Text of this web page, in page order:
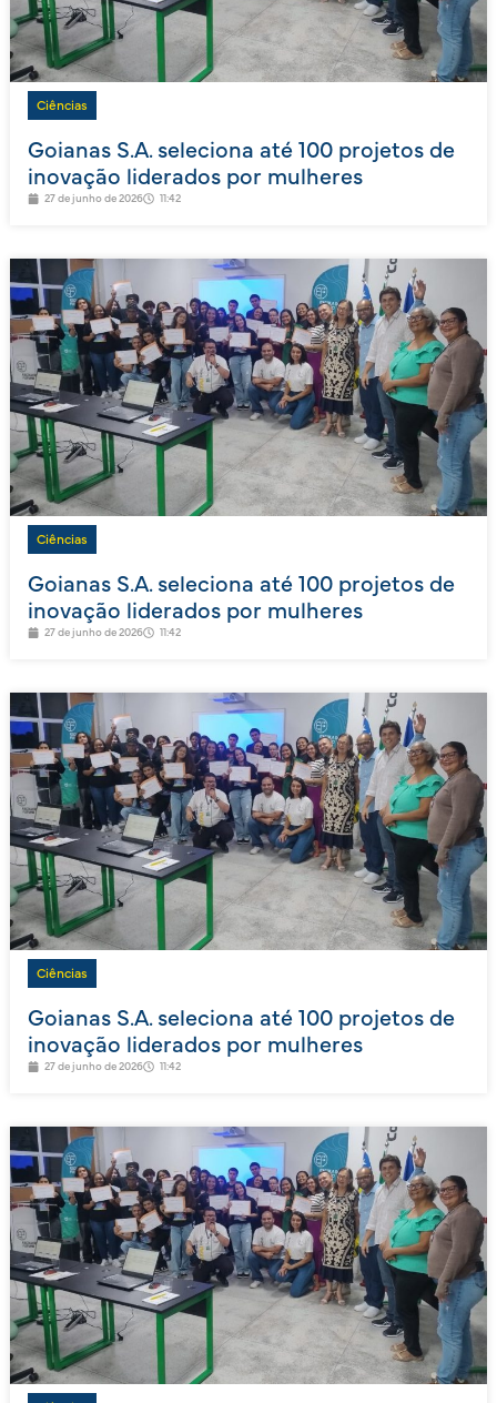
Ciências
Goianas S.A. seleciona até 100 projetos de
inovação liderados por mulheres
27 de junho de 2026 11:42
Ciências
Goianas S.A. seleciona até 100 projetos de
inovação liderados por mulheres
27 de junho de 2026 11:42
Ciências
Goianas S.A. seleciona até 100 projetos de
inovação liderados por mulheres
27 de junho de 2026 11:42